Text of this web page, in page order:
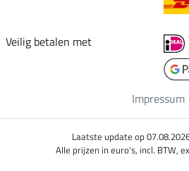
Veilig betalen met
Impressum
Laatste update op
Alle prijzen in euro's, incl. BTW,